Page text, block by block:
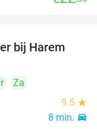
45%
bij Harem
Za
9.5 star
8 min. directions_car